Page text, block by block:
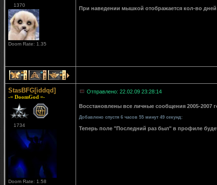
1370
Doom Rate: 1.35
При наведении мышкой отображается кол-во
1 1 1
StasBFG[iddqd]
-= DoomGod =-
1734
Doom Rate: 1.58
Отправлено: 22.02.09 23:28:14
Восстановлены все личные сообщения 2005-2007
Добавлено спустя 6 часов 55 минут 49 секунд:
Теперь поле "Последний раз был" в профиле